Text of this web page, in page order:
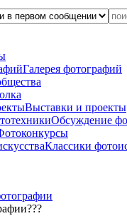
Галерея фотографий
Выставки и проекты
Обсуждение
Классики